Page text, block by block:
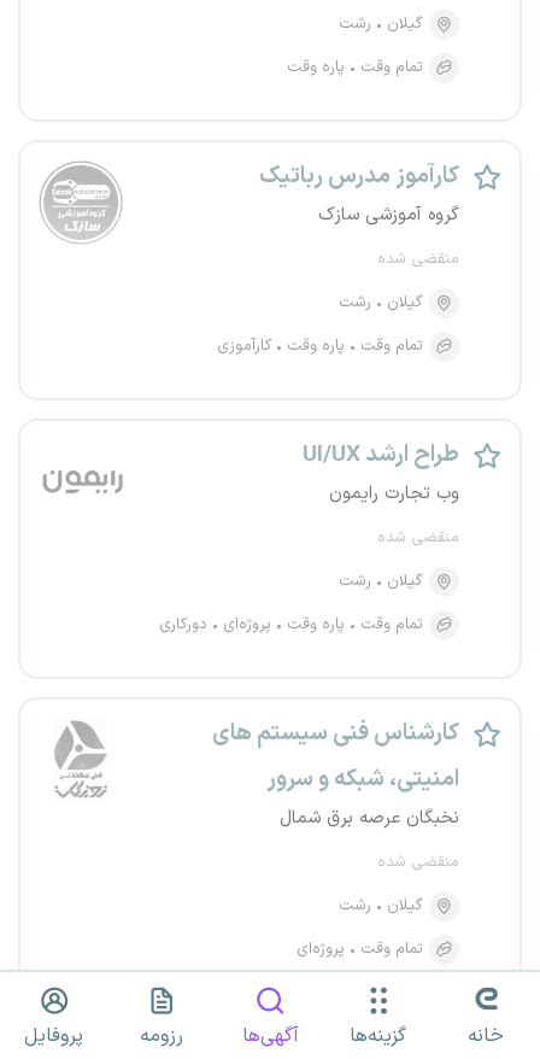
گیلان
رشت
تمام وقت
پاره وقت
کارآموز مدرس رباتیک
گروه آموزشی سازک
منقضی شده
گیلان
رشت
تمام وقت
پاره وقت کارآموزی
طراح ارشد UI/UX
وب تجارت رایمون
منقضی شده
گیلان
رشت
تمام وقت
پاره وقت پروژه‌ای دورکاری
کارشناس فنی سیستم های
امنیتی، شبکه و سرور
نخبگان عرصه برق شمال
منقضی شده
گیلان
رشت
تمام وقت
پروژه‌ای
خانه گزینه‌ها آگهی‌ها رزومه پروفایل